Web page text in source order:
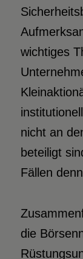
wichtiges
nicht an
beteiligt
Fällen
die